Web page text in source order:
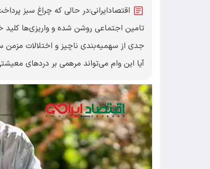
تامین اجتماعی روشن شده و واریزی‌ها
جدی از سهمیه‌بندی ناچیز و اختلالات مزمن
آیا این وام می‌تواند مرهمی بر دردهای